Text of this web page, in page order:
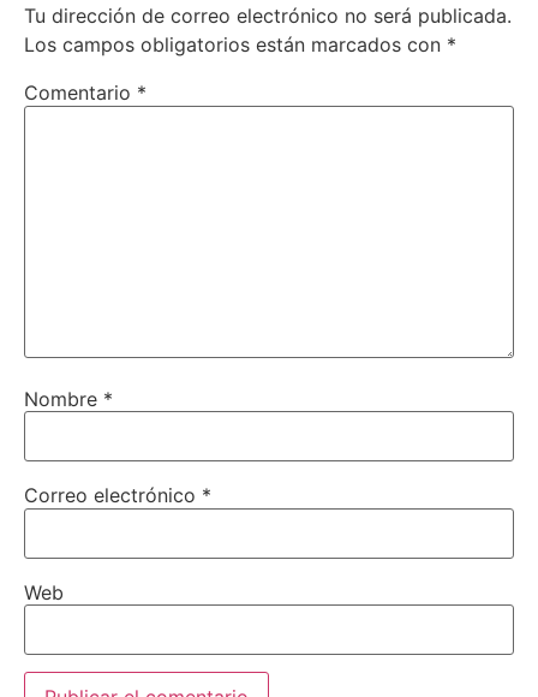
Tu dirección de correo electrónico no será publicada.
Los campos obligatorios están marcados con *
Comentario *
Nombre *
Correo electrónico *
Web